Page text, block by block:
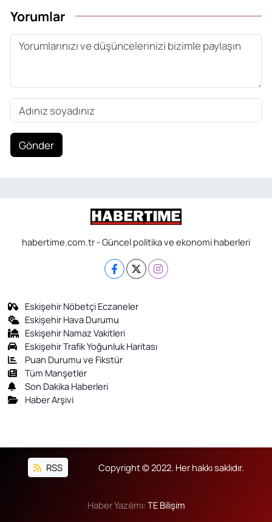
Yorumlar
Gönder
habertime.com.tr - Güncel politika ve ekonomi haberleri
Eskişehir Nöbetçi Eczaneler
Eskişehir Hava Durumu
Eskişehir Namaz Vakitleri
Eskişehir Trafik Yoğunluk Haritası
Puan Durumu ve Fikstür
Tüm Manşetler
Son Dakika Haberleri
Haber Arşivi
RSS Copyright © 2022. Her hakkı saklıdır.
Haber Yazılımı: TE Bilişim